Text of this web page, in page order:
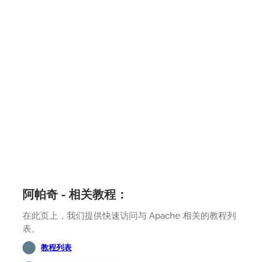
阿帕奇 - 相关教程：
在此页上，我们提供快速访问与 Apache 相关的教程列
表。
教程列表